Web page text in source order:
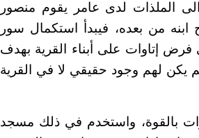
الملذات لدى عامر يقوم منصور
من بعده، فيبدأ استكمال سور
فرض إتاوات على أبناء القرية بهدف
يكن لهم وجود حقيقي لا في القرية
بالقوة، واستخدم في ذلك مسجد